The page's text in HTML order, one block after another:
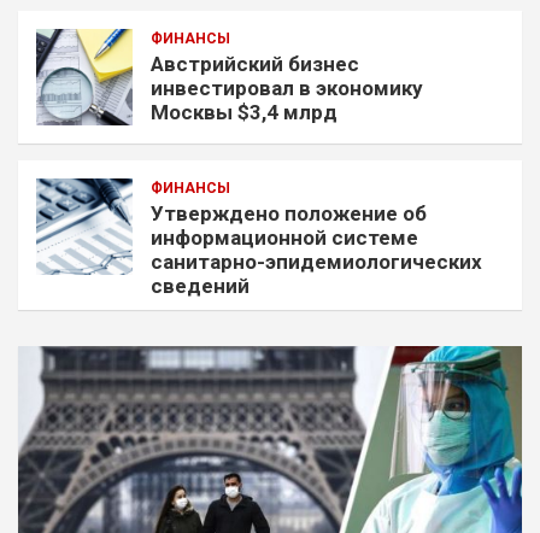
ФИНАНСЫ
Австрийский бизнес
инвестировал в экономику
Москвы $3,4 млрд
ФИНАНСЫ
Утверждено положение об
информационной системе
санитарно-эпидемиологических
сведений